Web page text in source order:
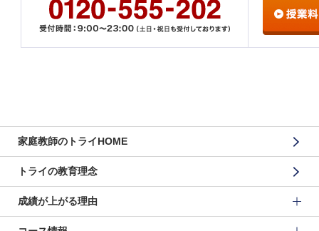
家庭教師のトライHOME
トライの教育理念
成績が上がる理由